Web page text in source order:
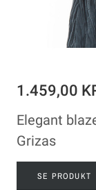
1.459,00
Elegant
Grizas
SE PRODUKT